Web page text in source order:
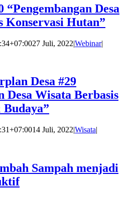
Desa
Konservasi Hutan”
27 Juli, 2022|Webinar|
Desa #29
Desa Wisata Berbasis
14 Juli, 2022|Wisata|
Sampah menjadi